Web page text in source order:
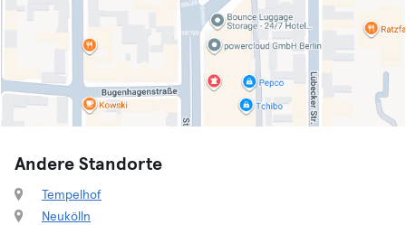
Andere Standorte
Tempelhof
Neukölln